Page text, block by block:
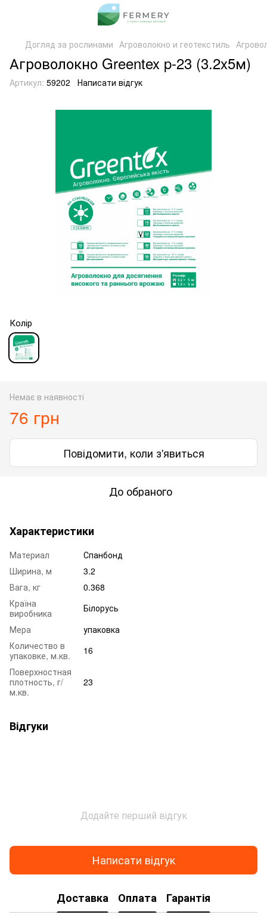
Догляд за рослинами Агроволокно и геотекстиль
Агроволокно Greentex p-23 (3.2x5м)
Артикул: 59202 Написати відгук
Колір
Немає в наявності
76 грн
Повідомити, коли з'явиться
До обраного
Характеристики
Материал
Спанбонд
Ширина, м
3.2
Вага, кг
0.368
Країна
виробника
Білорусь
Мера
упаковка
Количество в
упаковке, м.кв.
16
Поверхностная
плотность, г/
м.кв.
23
Відгуки
Додайте перший відгук
Написати відгук
Доставка Оплата Гарантія